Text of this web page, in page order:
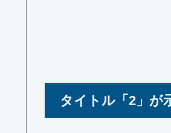
タイトル「2」が